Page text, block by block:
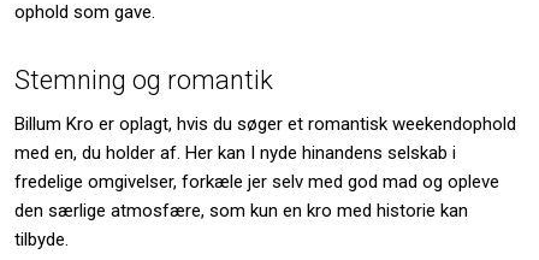
ophold som gave.
Stemning og romantik
Billum Kro er oplagt, hvis du søger et romantisk weekendophold
med en, du holder af. Her kan I nyde hinandens selskab i
fredelige omgivelser, forkæle jer selv med god mad og opleve
den særlige atmosfære, som kun en kro med historie kan
tilbyde.